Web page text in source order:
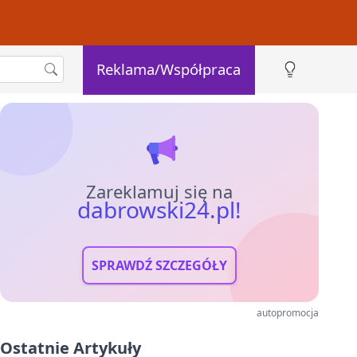
Reklama/Współpraca
Zareklamuj się na
dabrowski24.pl!
SPRAWDŹ SZCZEGÓŁY
autopromocja
Ostatnie Artykuły